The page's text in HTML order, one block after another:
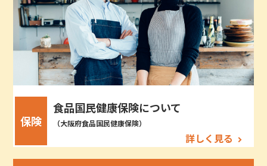
保険
食品国民健康保険について
（大阪府食品国民健康保険）
詳しく見る